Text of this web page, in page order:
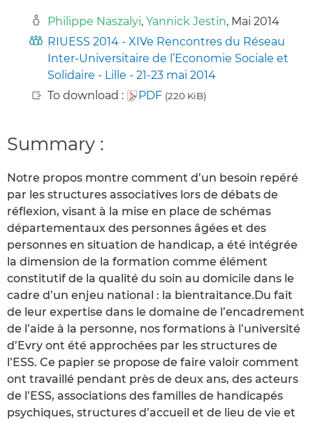
Philippe Naszalyi, Yannick Jestin, Mai 2014
RIUESS 2014 - XIVe Rencontres du Réseau
Inter-Universitaire de l’Economie Sociale et
Solidaire - Lille - 21-23 mai 2014
To download :
PDF (220 KiB)
Summary :
Notre propos montre comment d’un besoin repéré
par les structures associatives lors de débats de
réflexion, visant à la mise en place de schémas
départementaux des personnes âgées et des
personnes en situation de handicap, a été intégrée
la dimension de la formation comme élément
constitutif de la qualité du soin au domicile dans le
cadre d’un enjeu national : la bientraitance.Du fait
de leur expertise dans le domaine de l’encadrement
de l’aide à la personne, nos formations à l’université
d’Evry ont été approchées par les structures de
l’ESS. Ce papier se propose de faire valoir comment
ont travaillé pendant près de deux ans, des acteurs
de l’ESS, associations des familles de handicapés
psychiques, structures d’accueil et de lieu de vie et